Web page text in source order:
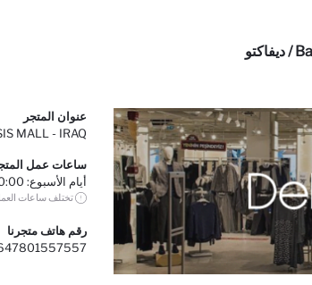
عنوان المتجر
MALL - IRAQ
ساعات عمل
أيام الأسبوع: 10:00 - 22:00 نهاية الأسبوع: 10:00 - 22:00
تختلف ساعات
رقم هاتف متجرنا